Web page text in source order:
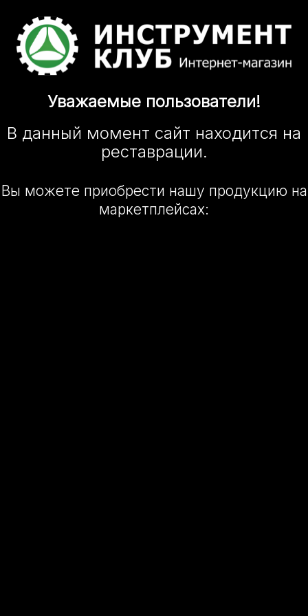
Уважаемые пользователи!
В данный момент сайт находится на
реставрации.
Вы можете приобрести нашу продукцию на
маркетплейсах: